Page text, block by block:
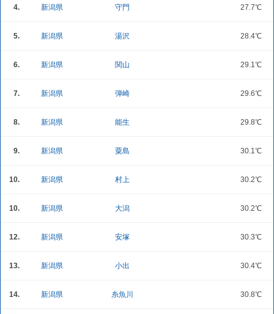
4. 新潟県 守門 27.7℃
5. 新潟県 湯沢 28.4℃
6. 新潟県 関山 29.1℃
7. 新潟県 弾崎 29.6℃
8. 新潟県 能生 29.8℃
9. 新潟県 粟島 30.1℃
10. 新潟県 村上 30.2℃
10. 新潟県 大潟 30.2℃
12. 新潟県 安塚 30.3℃
13. 新潟県 小出 30.4℃
14. 新潟県 糸魚川 30.8℃